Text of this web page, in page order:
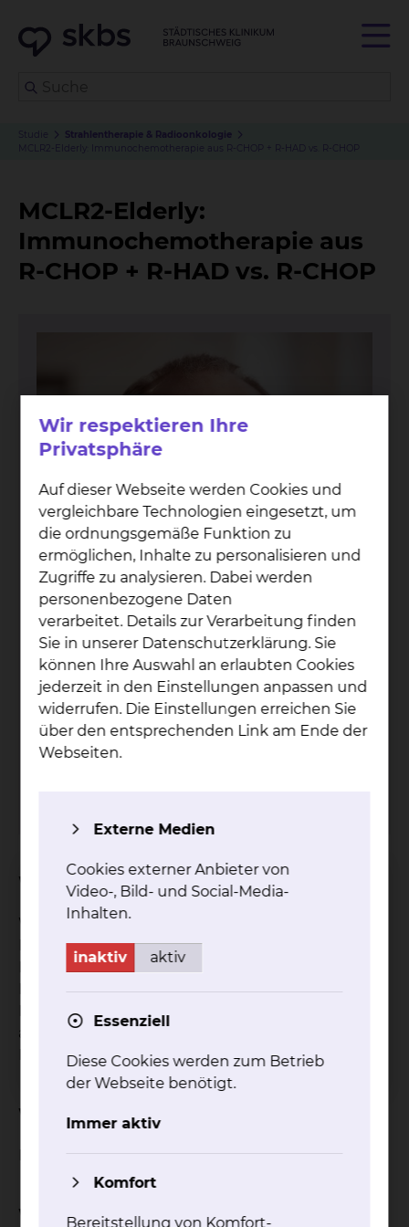
Studie
Strahlentherapie & Radioonkologie
MCLR2-Elderly: Immunochemotherapie aus R-CHOP + R-HAD vs. R-CHOP
MCLR2-Elderly:
Immunochemotherapie aus
R-CHOP + R-HAD vs. R-CHOP
Prof. Dr. Jür­gen Krau­ter
Celler Straße 38, 38114 Braunschweig
Worum geht es bei der Studie?
Wirksamkeit einer alternierenden
Immunochemotherapie bestehend aus R-CHOP +
R-HAD gegen R-CHOP allein, gefolgt von einer
Erhaltungstherpaie bestehend aus zusätzlich
Lenalidomid und Rituximab gegen Rituximab
allein für ältere Patienten mit Mantelzell-
Lymphom
Wie ist der Status der Studie?
Rekrutierung beendet
Welche Studienform wurde gewählt?
Wir respektieren Ihre
Privatsphäre
Auf dieser Webseite werden Cookies und
vergleichbare Technologien eingesetzt, um
die ordnungsgemäße Funktion zu
ermöglichen, Inhalte zu personalisieren und
Zugriffe zu analysieren. Dabei werden
personenbezogene Daten
verarbeitet. Details zur Verarbeitung finden
Sie in unserer Datenschutzerklärung. Sie
können Ihre Auswahl an erlaubten Cookies
jederzeit in den Einstellungen anpassen und
widerrufen. Die Einstellungen erreichen Sie
über den entsprechenden Link am Ende der
Webseiten.
Externe Medien
Cookies externer Anbieter von
Video-, Bild- und Social-Media-
Inhalten.
inaktiv aktiv
Essenziell
Diese Cookies werden zum Betrieb
der Webseite benötigt.
Immer aktiv
Komfort
Bereitstellung von Komfort-